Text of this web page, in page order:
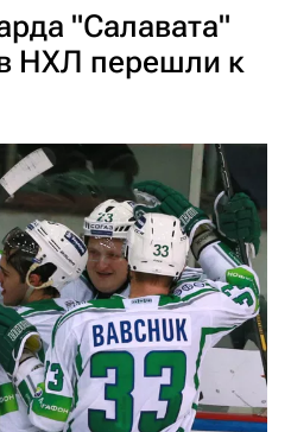
"Салавата"
НХЛ перешли к